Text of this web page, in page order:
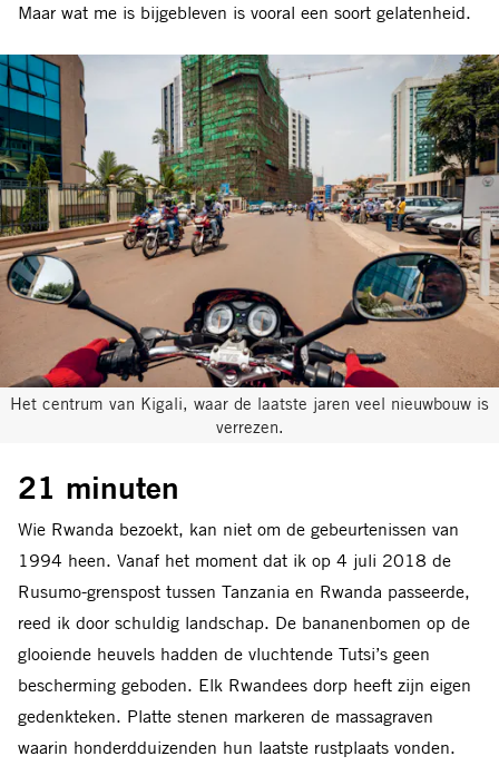
Maar wat me is bijgebleven is vooral een soort gelatenheid.
Het centrum van Kigali, waar de laatste jaren veel nieuwbouw is
verrezen.
21 minuten
Wie Rwanda bezoekt, kan niet om de gebeurtenissen van
1994 heen. Vanaf het moment dat ik op 4 juli 2018 de
Rusumo-grenspost tussen Tanzania en Rwanda passeerde,
reed ik door schuldig landschap. De bananenbomen op de
glooiende heuvels hadden de vluchtende Tutsi’s geen
bescherming geboden. Elk Rwandees dorp heeft zijn eigen
gedenkteken. Platte stenen markeren de massagraven
waarin honderdduizenden hun laatste rustplaats vonden.